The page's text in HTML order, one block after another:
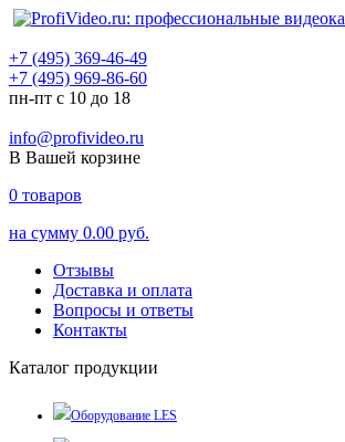
+7 (495) 369-46-49
+7 (495) 969-86-60
пн-пт с 10 до 18
info@profivideo.ru
В Вашей корзине
0 товаров
на сумму 0.00 руб.
Отзывы
Доставка и оплата
Вопросы и ответы
Контакты
Каталог продукции
Оборудование LES